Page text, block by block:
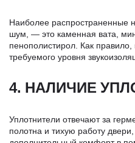
Наиболее
шум, — это каменная вата,
пенополистирол. Как
требуемого уровня
4. НАЛИЧИЕ
Уплотнители отвечают за
полотна и тихую работу